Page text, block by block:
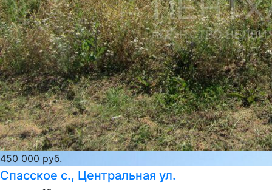
450 000 руб.
Спасское с., Центральная ул.